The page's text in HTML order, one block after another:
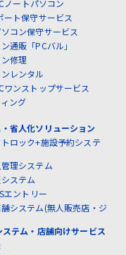
ノートパソコン
ート保守サービス
コン保守サービス
通販「PCバル」
修理
レンタル
ワンストップサービス
ング
省人化ソリューション
ロック+施設予約システ
理システム
ステム
エントリー
システム(無人販売店・ジ
ステム・店舗向けサービス